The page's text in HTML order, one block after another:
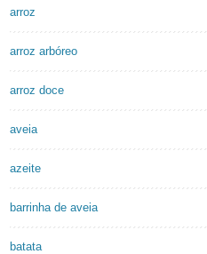
arroz
arroz arbóreo
arroz doce
aveia
azeite
barrinha de aveia
batata